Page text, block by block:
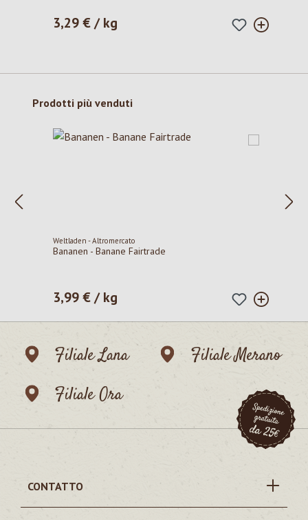
Prezzo normale:
3,29 € / kg
Salta la galleria dei prodotti
Prodotti più venduti
Weltladen - Altromercato
Bananen - Banane Fairtrade
Prezzo normale:
3,99 € / kg
Filiale Lana
Filiale Merano
Filiale Ora
CONTATTO